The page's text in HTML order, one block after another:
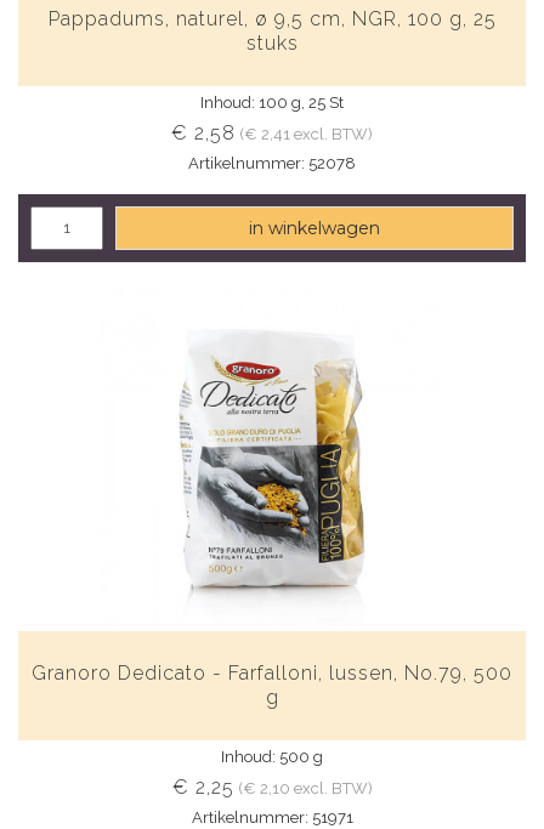
Pappadums, naturel, ø 9,5 cm, NGR, 100 g, 25
stuks
Inhoud: 100 g, 25 St
€ 2,58 (€ 2,41 excl. BTW)
Artikelnummer: 52078
in winkelwagen
Granoro Dedicato - Farfalloni, lussen, No.79, 500
g
Inhoud: 500 g
€ 2,25 (€ 2,10 excl. BTW)
Artikelnummer: 51971